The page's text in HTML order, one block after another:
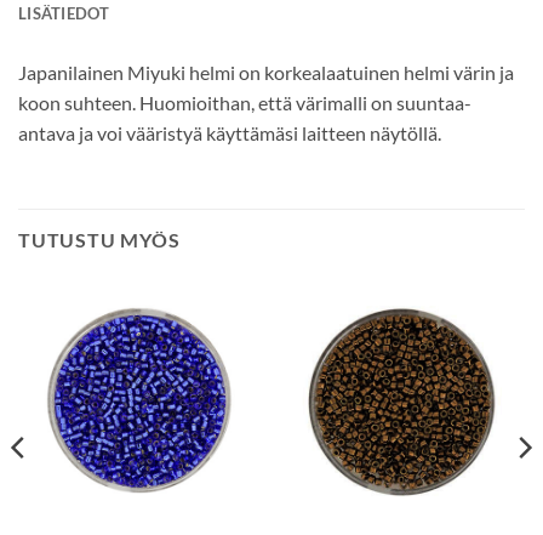
LISÄTIEDOT
Japanilainen Miyuki helmi on korkealaatuinen helmi värin ja
koon suhteen. Huomioithan, että värimalli on suuntaa-
antava ja voi vääristyä käyttämäsi laitteen näytöllä.
TUTUSTU MYÖS